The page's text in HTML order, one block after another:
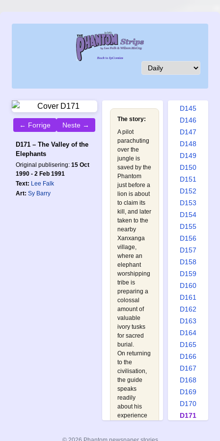
← Forrige Neste →
D171 – The Valley of the
Elephants
Original publisering: 15 Oct
1990 - 2 Feb 1991
Text: Lee Falk
Art: Sy Barry
The story:
A pilot
parachuting
over the
jungle is
saved by the
Phantom
just before a
lion is about
to claim its
kill, and later
taken to the
nearby
Xanxanga
village,
where an
elephant
worshipping
tribe is
preparing a
colossal
amount of
valuable
ivory tusks
for sacred
burial.
On returning
to the
civilisation,
the guide
speaks
readily
about his
experience
D138
D141
D145
D146
D147
D148
D149
D150
D151
D152
D153
D154
D155
D156
D157
D158
D159
D160
D161
D162
D163
D164
D165
D166
D167
D168
D169
D170
D171